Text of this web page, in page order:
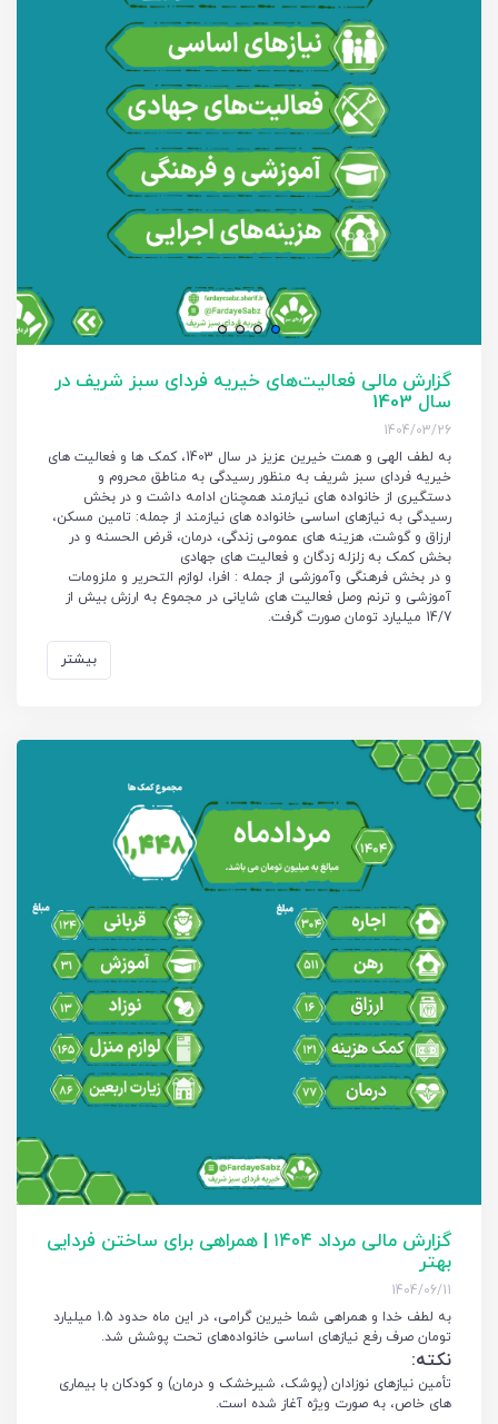
گزارش مالی فعالیت‌های خیریه فردای سبز شریف در
سال 1403
1404/03/26
به لطف الهی و همت خیرین عزیز در سال 1403، کمک ها و فعالیت های
خیریه فردای سبز شریف به منظور رسیدگی به مناطق محروم و
دستگیری از خانواده های نیازمند همچنان ادامه داشت و در بخش
رسیدگی به نیازهای اساسی خانواده های نیازمند از جمله: تامین مسکن،
ارزاق و گوشت، هزینه های عمومی زندگی، درمان، قرض الحسنه و در
بخش کمک به زلزله زدگان و فعالیت های جهادی
و در بخش فرهنگی وآموزشی از جمله : افرا، لوازم التحریر و ملزومات
آموزشی و ترنم وصل فعالیت های شایانی در مجموع به ارزش بیش از
14/7 میلیارد تومان صورت گرفت.
بیشتر
گزارش مالی مرداد ۱۴۰۴ | همراهی برای ساختن فردایی
بهتر
1404/06/11
به لطف خدا و همراهی شما خیرین گرامی، در این ماه حدود 1.5 میلیارد
تومان صرف رفع نیازهای اساسی خانواده‌های تحت پوشش شد.
نکته:
تأمین نیازهای نوزادان (پوشک، شیرخشک و درمان) و کودکان با بیماری
‌های خاص، به صورت ویژه آغاز شده است.